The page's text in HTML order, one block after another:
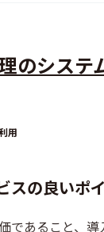
のシステ
用
スの良いポ
であること、